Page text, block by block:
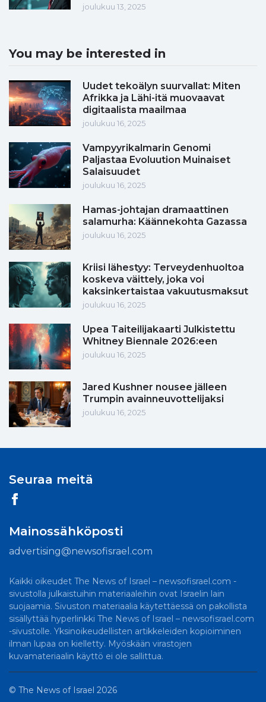
joulukuu 13, 2025
You may be interested in
Uudet tekoälyn suurvallat: Miten
Afrikka ja Lähi-itä muovaavat
digitaalista maailmaa
joulukuu 16, 2025
Vampyyrikalmarin Genomi
Paljastaa Evoluution Muinaiset
Salaisuudet
joulukuu 16, 2025
Hamas-johtajan dramaattinen
salamurha: Käännekohta Gazassa
joulukuu 16, 2025
Kriisi lähestyy: Terveydenhuoltoa
koskeva väittely, joka voi
kaksinkertaistaa vakuutusmaksut
joulukuu 16, 2025
Upea Taiteilijakaarti Julkistettu
Whitney Biennale 2026:een
joulukuu 16, 2025
Jared Kushner nousee jälleen
Trumpin avainneuvottelijaksi
joulukuu 16, 2025
Seuraa meitä
Mainossähköposti
advertising@newsofisrael.com
Kaikki oikeudet The News of Israel – newsofisrael.com -
sivustolla julkaistuihin materiaaleihin ovat Israelin lain
suojaamia. Sivuston materiaalia käytettäessä on pakollista
sisällyttää hyperlinkki The News of Israel – newsofisrael.com
-sivustolle. Yksinoikeudellisten artikkeleiden kopioiminen
ilman lupaa on kielletty. Myöskään virastojen
kuvamateriaalin käyttö ei ole sallittua.
© The News of Israel 2026